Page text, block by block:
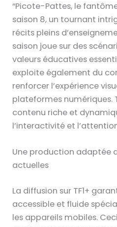
“Picote-Pattes, le
saison 8, un tournant
récits pleins
saison joue sur des
valeurs éducatives
exploite également du
renforcer l’expérience
plateformes numériques.
contenu riche et
l’interactivité et
Une production adaptée
actuelles
La diffusion sur TF1+
accessible et fluide
les appareils mobiles.